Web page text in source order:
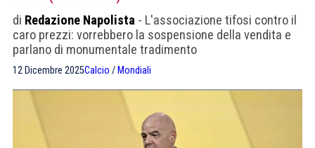
di Redazione Napolista - L'associazione tifosi contro il
caro prezzi: vorrebbero la sospensione della vendita e
parlano di monumentale tradimento
12 Dicembre 2025Calcio / Mondiali